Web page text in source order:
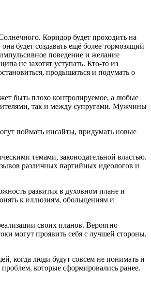
Коридор будет проходить на
будет создавать ещё более тормозящий
поведение и желание
не захотят уступать. Кто-то из
продышаться и подумать о
быть плохо контролируемое, а любые
так и между супругами. Мужчины
поймать инсайты, придумать новые
темами, законодательной властью.
различных партийных идеологов и
развития в духовном плане и
к иллюзиям, обольщениям и
своих планов. Вероятно
могут проявить себя с лучшей стороны,
когда люди будут совсем не понимать и
которые сформировались ранее.